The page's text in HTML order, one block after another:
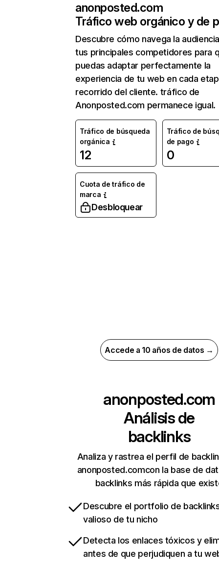
anonposted.com
Tráfico web orgánico y de
Descubre cómo navega la
tus principales competidores para
puedas adaptar perfectamente la
experiencia de tu web en cada
recorrido del cliente. tráfico de
Anonposted.com permanece igual.
Tráfico de búsqueda
orgánica
12
Tráfico de
de pago
0
Cuota de tráfico de
marca
Desbloquear
Accede a 10 años de datos →
anonposted.com
Análisis de
backlinks
Analiza y rastrea el perfil de
anonposted.comcon la base de
backlinks más rápida que
Descubre el portfolio de
valioso de tu nicho
Detecta los enlaces tóxicos y
antes de que perjudiquen a tu